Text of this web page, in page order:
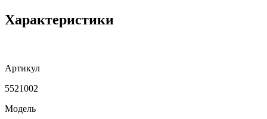
Характеристики
Артикул
5521002
Модель